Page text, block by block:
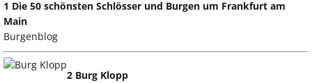
1 Die 50 schönsten Schlösser und Burgen um Frankfurt am
Main
Burgenblog
2 Burg Klopp